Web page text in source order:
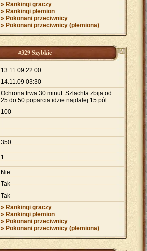
» Rankingi graczy
» Rankingi plemion
» Pokonani przeciwnicy
» Pokonani przeciwnicy (plemiona)
#329 Szybkie
13.11.09 22:00
14.11.09 03:30
Ochrona trwa 30 minut. Szlachta zbija od
25 do 50 poparcia idzie najdalej 15 pól
100
350
1
Nie
Tak
Tak
» Rankingi graczy
» Rankingi plemion
» Pokonani przeciwnicy
» Pokonani przeciwnicy (plemiona)